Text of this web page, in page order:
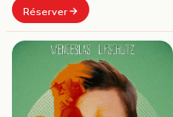
Réserver